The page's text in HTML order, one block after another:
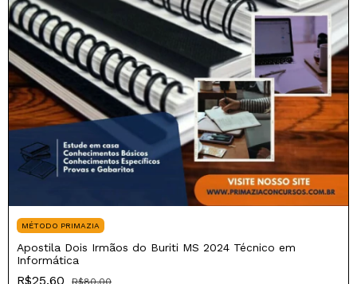
MÉTODO PRIMAZIA
Apostila Dois Irmãos do Buriti MS 2024 Técnico em
Informática
R$25,60 R$80,00